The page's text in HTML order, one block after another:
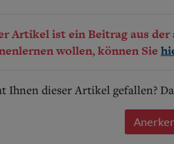
Artikel ist ein Beitrag aus
wollen, können Sie
Ihnen dieser Artikel gefallen?